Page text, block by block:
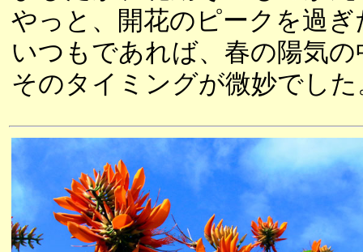
やっと、開花のピークを過
いつもであれば、春の陽気
そのタイミングが微妙でした